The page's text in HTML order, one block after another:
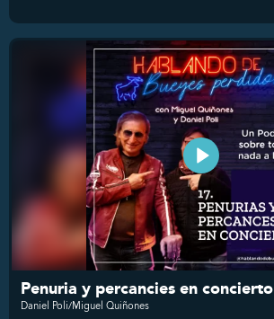
Penuria y percancies en concierto
Daniel Poli/Miguel Quiñones